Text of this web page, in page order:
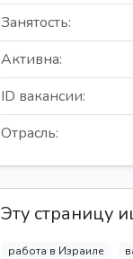
Занятость:
Активна:
ID вакансии:
Отрасль:
Эту страницу
работа в Израиле